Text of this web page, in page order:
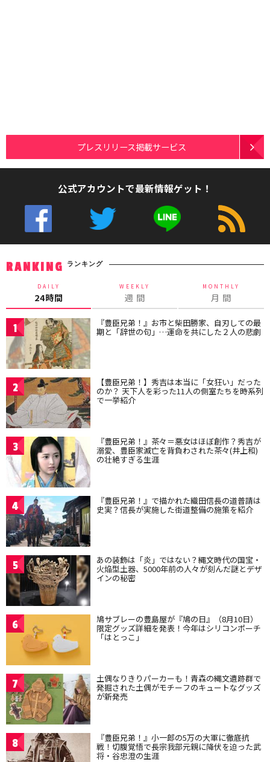
プレスリリース掲載サービス
公式アカウントで最新情報ゲット！
RANKING ランキング
DAILY
24時間
WEEKLY
週 間
MONTHLY
月 間
1 『豊臣兄弟！』お市と柴田勝家、自刃しての最
期と「辞世の句」…運命を共にした２人の悲劇
2 【豊臣兄弟！】秀吉は本当に「女狂い」だった
のか？ 天下人を彩った11人の側室たちを時系列
で一挙紹介
3 『豊臣兄弟！』茶々＝悪女はほぼ創作？秀吉が
溺愛、豊臣家滅亡を背負わされた茶々(井上和)
の壮絶すぎる生涯
4 『豊臣兄弟！』で描かれた織田信長の道普請は
史実？信長が実施した街道整備の施策を紹介
5 あの装飾は「炎」ではない？縄文時代の国宝・
火焔型土器、5000年前の人々が刻んだ謎とデザ
インの秘密
6 鳩サブレーの豊島屋が『鳩の日』（8月10日）
限定グッズ詳細を発表！今年はシリコンポーチ
「はとっこ」
7 土偶なりきりパーカーも！青森の縄文遺跡群で
発掘された土偶がモチーフのキュートなグッズ
が新発売
8 『豊臣兄弟！』小一郎の5万の大軍に徹底抗
戦！切腹覚悟で長宗我部元親に降伏を迫った武
将・谷忠澄の生涯